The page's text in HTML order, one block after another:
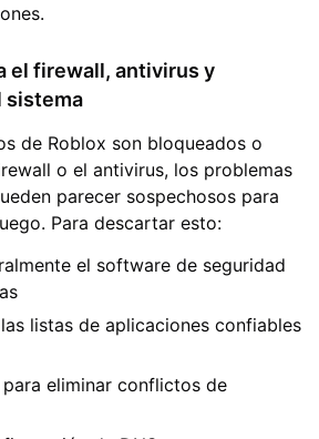
el firewall, antivirus y
sistema
de Roblox son bloqueados o
o el antivirus, los problemas
parecer sospechosos para
Para descartar esto:
el software de seguridad
listas de aplicaciones confiables
eliminar conflictos de